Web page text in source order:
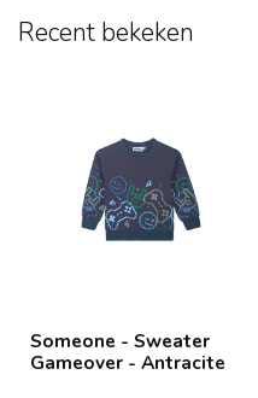
Recent bekeken
Someone - Sweater
Gameover - Antracite